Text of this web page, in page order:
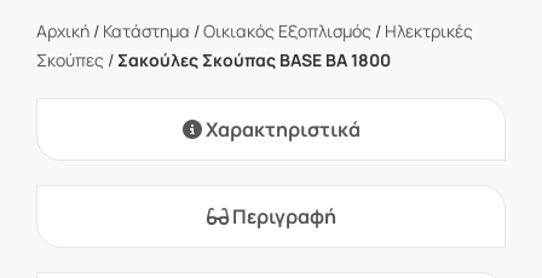
Αρχική / Κατάστημα /Οικιακός Εξοπλισμός / Ηλεκτρικές
Σκούπες / Σακούλες Σκούπας BASE BA 1800
Χαρακτηριστικά
Περιγραφή